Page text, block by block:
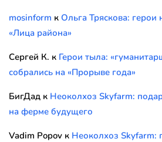
mosinform к Ольга Тряскова:
«Лица района»
Сергей К. к Герои тыла:
собрались на «Прорыве года»
БигДад к Неоколхоз Skyfarm:
на ферме будущего
Vadim Popov к Неоколхоз Skyfarm: